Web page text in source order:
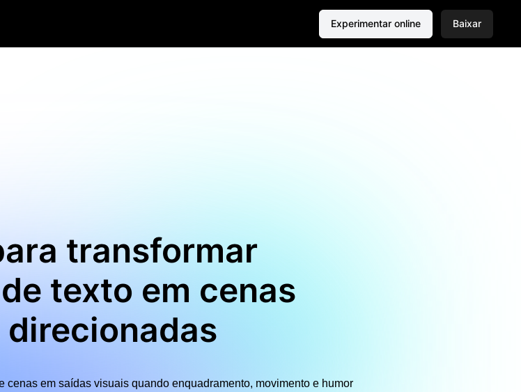
Experimentar online Baixar
transformar
texto em cenas
cenas em saídas visuais quando enquadramento, movimento e humor